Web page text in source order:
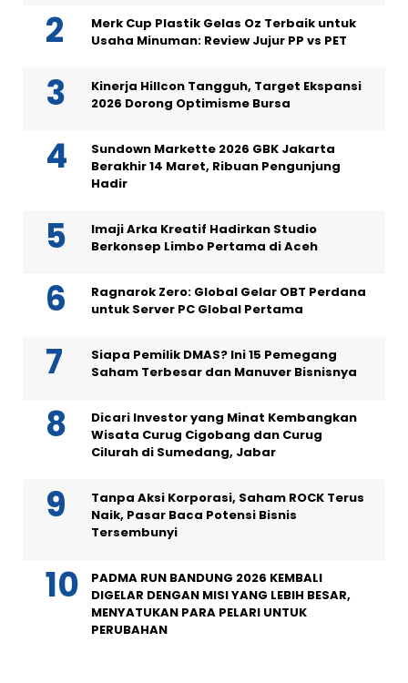
Merk Cup Plastik Gelas Oz Terbaik untuk
Usaha Minuman: Review Jujur PP vs PET
Kinerja Hillcon Tangguh, Target Ekspansi
2026 Dorong Optimisme Bursa
Sundown Markette 2026 GBK Jakarta
Berakhir 14 Maret, Ribuan Pengunjung
Hadir
Imaji Arka Kreatif Hadirkan Studio
Berkonsep Limbo Pertama di Aceh
Ragnarok Zero: Global Gelar OBT Perdana
untuk Server PC Global Pertama
Siapa Pemilik DMAS? Ini 15 Pemegang
Saham Terbesar dan Manuver Bisnisnya
Dicari Investor yang Minat Kembangkan
Wisata Curug Cigobang dan Curug
Cilurah di Sumedang, Jabar
Tanpa Aksi Korporasi, Saham ROCK Terus
Naik, Pasar Baca Potensi Bisnis
Tersembunyi
PADMA RUN BANDUNG 2026 KEMBALI
DIGELAR DENGAN MISI YANG LEBIH BESAR,
MENYATUKAN PARA PELARI UNTUK
PERUBAHAN